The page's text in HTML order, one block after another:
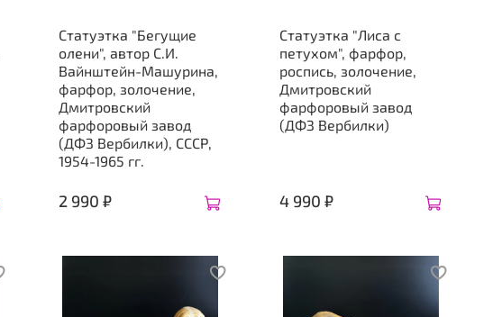
Статуэтка "Бегущие
олени", автор С.И.
Вайнштейн-Машурина,
фарфор, золочение,
Дмитровский
фарфоровый завод
(ДФЗ Вербилки), СССР,
1954-1965 гг.
2 990 ₽
Статуэтка "Лиса с
петухом", фарфор,
роспись, золочение,
Дмитровский
фарфоровый завод
(ДФЗ Вербилки)
4 990 ₽